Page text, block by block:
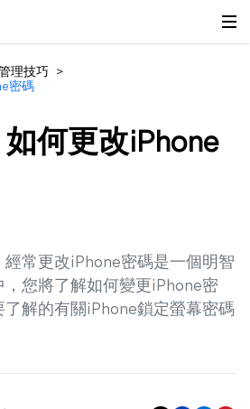
理技巧
>
密碼
何更改iPhone
常更改iPhone密碼是一個明智
您將了解如何變更iPhone密
解的有關iPhone鎖定螢幕密碼